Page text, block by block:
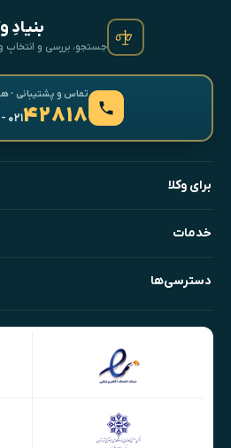
بنیادِ
جستجو، بررسی و انتخابِ
تماس و پشتیبانی ·
۴۲۸۱۸- ۰۲۱
برای وکلا
خدمات
دسترسی‌ها